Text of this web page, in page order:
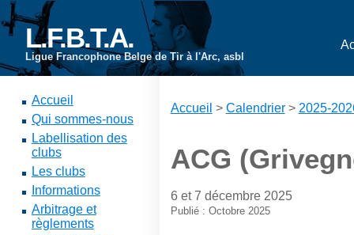
L.F.B.T.A.
Ligue Francophone Belge de Tir à l'Arc, asbl
Accueil
Qui sommes-nous
Labellisation des
clubs
Les clubs
Informations
Arbitrage et
règlements
Accueil > Calendrier> 2025-
ACG
6 et 7 décembre 2025
Publié : Octobre 2025